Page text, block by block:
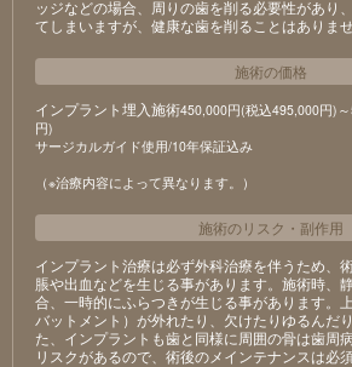
ッジなどの場合、周りの歯を削る必要性があり
てしまいますが、健康な歯を削ることはありませ
施術の価格
インプラント埋入施術450,000円(税込495,000円)
円)
サージカルガイド使用/10年保証込み
（※治療内容によって異なります。）
施術のリスク ・ 副作用
インプラント治療は必ず外科治療を伴うため、
脹や出血などを生じる事があります。施術時、
合、一時的にふらつきが生じる事があります。
バットメント）が外れたり、欠けたりゆるんだ
た、インプラントも歯と同様に周囲の骨は歯周
リスクがあるので、術後のメインテナンスは必須